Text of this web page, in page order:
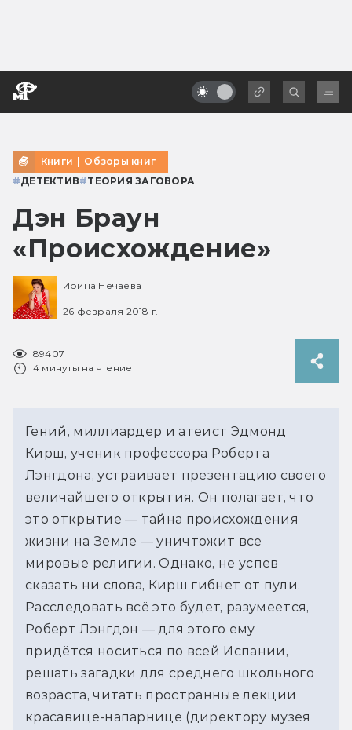
Книги | Обзоры книг
#ДЕТЕКТИВ#ТЕОРИЯ ЗАГОВОРА
Дэн Браун
«Происхождение»
Ирина Нечаева
26 февраля 2018 г.
89407
4 минуты на чтение
Гений, миллиардер и атеист Эдмонд
Кирш, ученик профессора Роберта
Лэнгдона, устраивает презентацию своего
величайшего открытия. Он полагает, что
это открытие — тайна происхождения
жизни на Земле — уничтожит все
мировые религии. Однако, не успев
сказать ни слова, Кирш гибнет от пули.
Расследовать всё это будет, разумеется,
Роберт Лэнгдон — для этого ему
придётся носиться по всей Испании,
решать загадки для среднего школьного
возраста, читать пространные лекции
красавице-напарнице (директору музея